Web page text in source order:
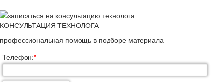
КОНСУЛЬТАЦИЯ ТЕХНОЛОГА
профессиональная помощь в подборе материала
Телефон:*